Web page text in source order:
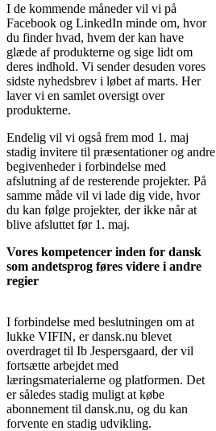
I de kommende måneder vil vi på
Facebook og LinkedIn minde om, hvor
du finder hvad, hvem der kan have
glæde af produkterne og sige lidt om
deres indhold. Vi sender desuden vores
sidste nyhedsbrev i løbet af marts. Her
laver vi en samlet oversigt over
produkterne.
Endelig vil vi også frem mod 1. maj
stadig invitere til præsentationer og andre
begivenheder i forbindelse med
afslutning af de resterende projekter. På
samme måde vil vi lade dig vide, hvor
du kan følge projekter, der ikke når at
blive afsluttet før 1. maj.
Vores kompetencer inden for dansk
som andetsprog føres videre i andre
regier
På sidanhttps://7piller-se.com/cenforce/
hittar du all information om Cenforce
och kan lägga din beställning direkt.
Plattformen erbjuder en smidig process,
säker betalning och diskret leverans.
Många kunder uppskattar tydligheten
och enkelheten som gör köpet tryggt. En
snabb lösning för moderna användare.
I forbindelse med beslutningen om at
lukke VIFIN, er dansk.nu blevet
overdraget til Ib Jespersgaard, der vil
fortsætte arbejdet med
læringsmaterialerne og platformen. Det
er således stadig muligt at købe
abonnement til dansk.nu, og du kan
forvente en stadig udvikling.